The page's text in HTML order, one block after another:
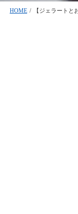
HOME / 【ジェラート